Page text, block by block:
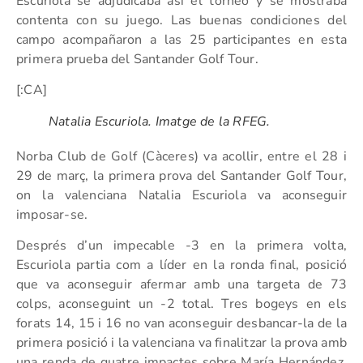
contenta con su juego. Las buenas condiciones del
campo acompañaron a las 25 participantes en esta
primera prueba del Santander Golf Tour.
[:CA]
Natalia Escuriola. Imatge de la RFEG.
Norba Club de Golf (Càceres) va acollir, entre el 28 i
29 de març, la primera prova del Santander Golf Tour,
on la valenciana Natalia Escuriola va aconseguir
imposar-se.
Després d’un impecable -3 en la primera volta,
Escuriola partia com a líder en la ronda final, posició
que va aconseguir afermar amb una targeta de 73
colps, aconseguint un -2 total. Tres bogeys en els
forats 14, 15 i 16 no van aconseguir desbancar-la de la
primera posició i la valenciana va finalitzar la prova amb